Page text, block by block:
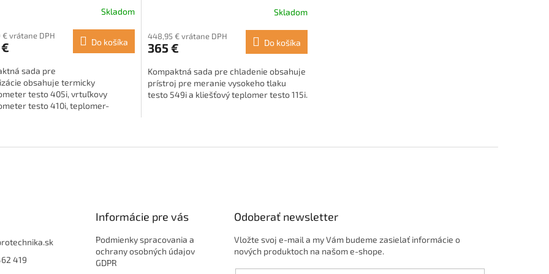
Skladom
€ vrátane DPH
Do košíka
sada pre
obsahuje termicky
testo 405i, vrtuľkovy
testo 410i, teplomer-
produktu
je
z
5
hviezdičiek.
Skladom
448,95 € vrátane DPH
365 € Do košíka
Kompaktná sada pre chladenie obsahuje
prístroj pre meranie vysokeho tlaku
testo 549i a kliešťový teplomer testo 115i.
v
419
Informácie pre vás
Podmienky spracovania a
ochrany osobných údajov
GDPR
Odoberať newsletter
Vložte svoj e-mail a my Vám budeme zasielať informácie o
nových produktoch na našom e-shope.